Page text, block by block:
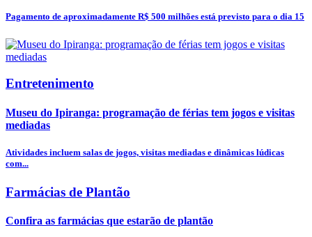
Pagamento de aproximadamente R$ 500 milhões está previsto para o dia 15
Entretenimento
Museu do Ipiranga: programação de férias tem jogos e visitas
mediadas
Atividades incluem salas de jogos, visitas mediadas e dinâmicas lúdicas
com...
Farmácias de Plantão
Confira as farmácias que estarão de plantão